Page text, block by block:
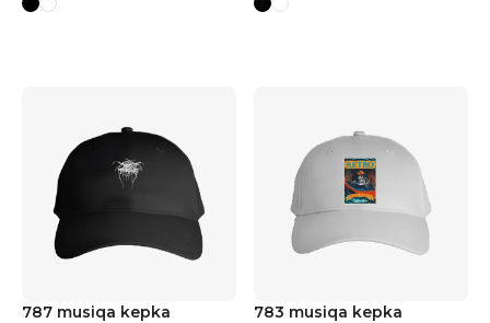
787 musiqa kepka 783 musiqa kepka